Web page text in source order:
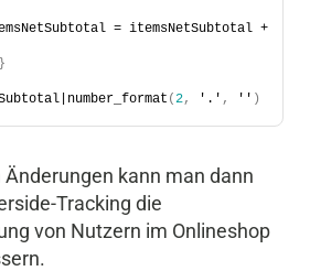
= itemsNetSubtotal +
(2, '.' , '' )
kann man dann
Tracking die
von Nutzern im Onlineshop